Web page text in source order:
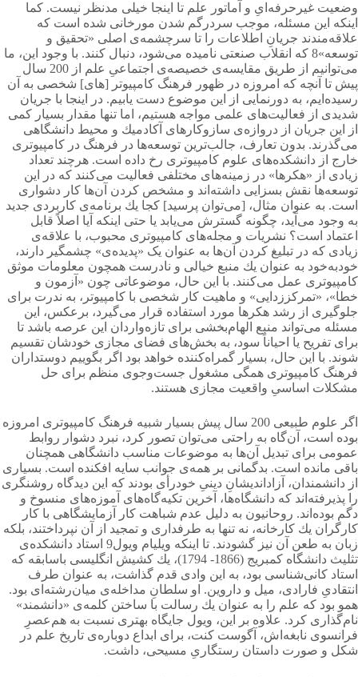
وضعیت غیرحرفه‌ایِ و آماتور علم تا اینجا خیلی مدنظر نیست. كما
اینكه این مسئله، موجب سردرگم شدن مورخانی شده است كه
علاقه‌مندند جریانِ اطلاعات را تا سرچشمه‌ی اصلی «تحقیق و
توسعه»8 که انقلاب صنعتی نامیده می‌شود، دنبال كنند. با وجود این، ما
می‌توانیم از طریق مقایسه‌ی خصیصه‌ی اجتماعیِ علم از 200 سال
پیش تا آنچه كه امروزه در ظهور فرهنگ كامپیوتر [های] شخصی به آن
رسیده‌ایم، به دورنمایی از این موضوع دست یابیم. در اینجا با جریان
شدیدی از فعالیت‌های علمی مواجه‌ هستیم، اما تنها مقدار بسیار كمی
از این جریان از دروازه‌ی سازوكارهای آكادمیك و محیط دانشگاهی
می‌گذرند. بدون تعارف، جالب‌ترین توسعه‌ها در فرهنگ در كامپیوتری
خارج از دانشكده‌های علوم كامپیوتری رخ داده است. هرچند تعداد
زیادی از «هكرها» در زمینه‌های مختلفی فعالیت می‌کنند كه در این
توسعه‌ها نقش بسزایی داشته‌اند و مشخص كردن آن‌ها كار دشواری
است. به عنوان مثال، [می‌توان پرسید] كجا یك برنامه‌ی كاربردی جدید
به وجود می‌آید، چگونه گسترش می‌یابد یا حتی اینكه آیا اصلاً قابل
اعتماد است؟ نشریات و مجله‌های كامپیوتری محبوب، با علاقه‌ی
زیادی كه در تبلیغ كردن آن‌ها به عنوان یک «پدیده‌ی» چشمگیر دارند،
خودبه‌خود به عنوان یك منبع خیالی و نادرست همچون معلومات موثق
كامپیوتری عمل می‌کنند. با این حال، موضوعاتی چون «آزمون و
خطا»، «تمركززدایی» و ماهیت كار شخصی با كامپیوتر، به ندرت برای
جلوگیری از رشد هكرها مورد استفاده قرار می‌گیرد، برعكس، این
مسئله می‌تواند منبع الهام‌بخشی برای تازه‌واردان این عرصه باشد تا
برای تفریح یا احیاناً سود، به بخش‌های فضای مجازی خودشان تقسیم
شوند. با این حال، بسیار گمراه‌كننده خواهد بود اگر بگوییم دوستداران
فرهنگ كامپیوتری همگی مشغول جست‌وجوی منظم برای حل
مشكلات اساسیِ واقعیت مجازی هستند.
اگر علوم طبیعی 200 سال پیش بسیار شبیه فرهنگ كامپیوتری امروزه
بوده است، آن‌گاه به راحتی می‌توان تصور كرد، نبرد دشوار روابط
عمومی برای تبدیل آن‌ها به موضوعات مناسب دانشگاهی همچنان
باقی مانده است. بدگمانی بر همه‌ی جوانب سایه افكنده است. بسیاری
از دانشمندان، آزاداندیشانِ دینیِ خودرأی بودند كه این دیدگاه روشنگری
را پذیرفته‌اند كه دانشگاه‌ها، آخرین تكیه‌گاه‌های آموزه‌های منسوخ و
دگم بوده‌اند. روحانیون به دلیل عدم شباهت كار آزمایشگاهی با كار
كارگران یك كارخانه، نه تنها به طرفداری و تمجید از آن نپرداختند، بلكه
زبان به طعن آن نیز گشودند. تا اینكه ویلیام ویول9 استاد دانشکده‌ی
تثلیث دانشگاه كمبریج (1866- 1794)، یك كشیش انگلیسی باسابقه كه
استاد كانی‌شناسی بود، به این وادی قدم گذاشت، به عنوان طرف
انتقادیِ فارادی، میل و داروین. او سلطانِ مداخله‌ی میان‌رشته‌ای بود.
همو بود كه علم را به عنوان یك رسالت با ساختن کلمه‌ی «دانشمند»
نام‌گذاری كرد. علاوه بر این، ویول جایگاه بهتری نسبت به هم‌عصرِ
فرانسوی نابغه‌اش، آگوست كنت، برای ابداع دوباره‌ی تاریخ علم در
شكل و صورت داستان رستگاریِ مسیحی، داشت.